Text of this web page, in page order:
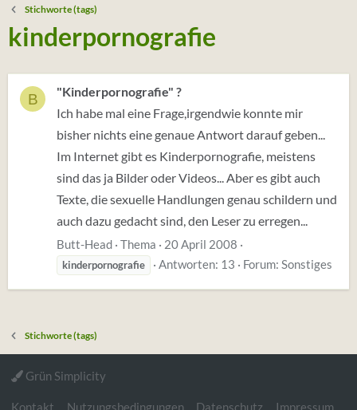
Stichworte (tags)
kinderpornografie
B
"Kinderpornografie" ?
Ich habe mal eine Frage,irgendwie konnte mir
bisher nichts eine genaue Antwort darauf geben...
Im Internet gibt es Kinderpornografie, meistens
sind das ja Bilder oder Videos... Aber es gibt auch
Texte, die sexuelle Handlungen genau schildern und
auch dazu gedacht sind, den Leser zu erregen...
Butt-Head Thema 20 April 2008
kinderpornografie Antworten: 13 Forum: Sonstiges
Stichworte (tags)
Grün Simplicity
Kontakt Nutzungsbedingungen Datenschutz Impressum